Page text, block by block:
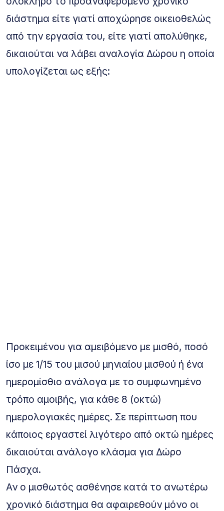
διάστημα είτε γιατί αποχώρησε οικειοθελώς
από την εργασία του, είτε γιατί απολύθηκε,
δικαιούται να λάβει αναλογία Δώρου η οποία
υπολογίζεται ως εξής:
Προκειμένου για αμειβόμενο με μισθό, ποσό
ίσο με 1/15 του μισού μηνιαίου μισθού ή ένα
ημερομίσθιο ανάλογα με το συμφωνημένο
τρόπο αμοιβής, για κάθε 8 (οκτώ)
ημερολογιακές ημέρες. Σε περίπτωση που
κάποιος εργαστεί λιγότερο από οκτώ ημέρες
δικαιούται ανάλογο κλάσμα για Δώρο
Πάσχα.
Αν ο μισθωτός ασθένησε κατά το ανωτέρω
χρονικό διάστημα θα αφαιρεθούν μόνο οι